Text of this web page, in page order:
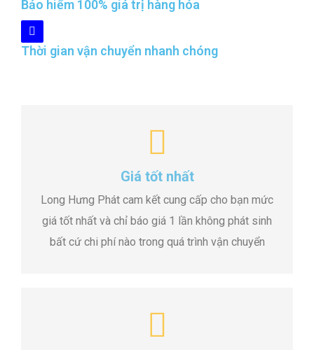
Bảo hiểm 100% giá trị hàng hóa
Thời gian vận chuyển nhanh chóng
Giá tốt nhất
Long Hưng Phát cam kết cung cấp cho bạn mức
giá tốt nhất và chỉ báo giá 1 lần không phát sinh
bất cứ chi phí nào trong quá trình vận chuyển